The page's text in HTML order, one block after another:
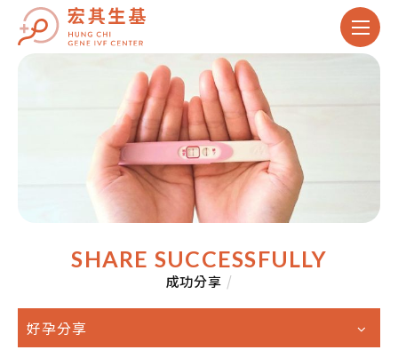
SHARE SUCCESSFULLY
成功分享 /
好孕分享